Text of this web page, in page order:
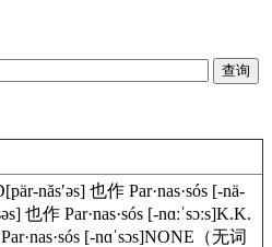
[pär-năsʹəs] 也作 Par·nas·sós [-nä-
也作 Par·nas·sós [-nɑːˈsɔːs]K.K.
[-nɑˈsɔs]NONE （无词